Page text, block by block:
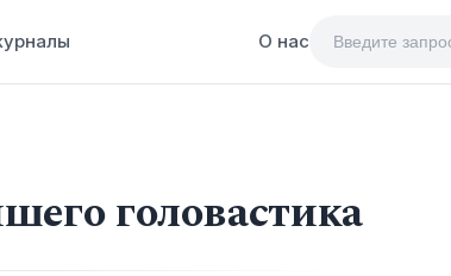
О нас
головастика